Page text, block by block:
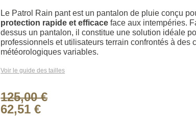
Le Patrol Rain pant est un pantalon de pluie conçu
protection rapide et efficace face aux intempéries.
dessus un pantalon, il constitue une solution idéale
professionnels et utilisateurs terrain confrontés à des
météorologiques variables.
Voir le guide des tailles
125,00 €
62,51 €